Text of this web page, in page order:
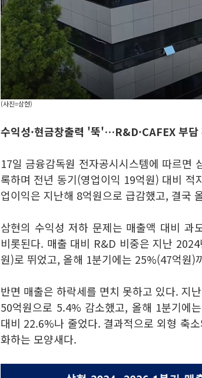
(사진=삼현)
수익성·현금창출력 '뚝'…R&D·CAFEX 부담
17일 금융감독원 전자공시시스템에 따르면
록하며 전년 동기(영업이익 19억원) 대비
업이익은 지난해 8억원으로 급감했고, 결국
삼현의 수익성 저하 문제는 매출액 대비 과
비롯된다. 매출 대비 R&D 비중은 지난
원)로 뛰었고, 올해 1분기에는 25%(47억원)
반면 매출은 하락세를 면치 못하고 있다. 지
50억원으로 5.4% 감소했고, 올해 1분기에
대비 22.6%나 줄었다. 결과적으로 외형 축
화하는 모양새다.